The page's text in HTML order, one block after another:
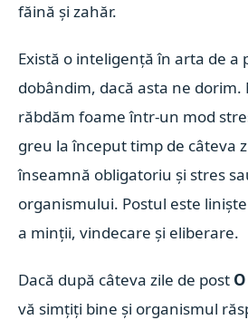
făină și zahăr.
Există o inteligență în arta de a
dobândim, dacă asta ne dorim.
răbdăm foame într-un mod
greu la început timp de câteva
înseamnă obligatoriu și stres
organismului. Postul este
a minții, vindecare și eliberare.
Dacă după câteva zile de post
vă simțiți bine și organismul